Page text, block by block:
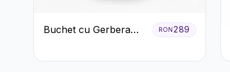
Buchet cu Gerbera
Verzi
RON289